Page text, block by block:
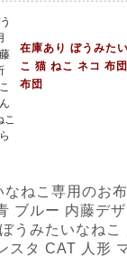
在庫あり ぼうみた
こ 猫 ねこ ネコ 布
布団
なねこ専用のお
ブルー 内藤デ
うみたいなね
スタ CAT 人形